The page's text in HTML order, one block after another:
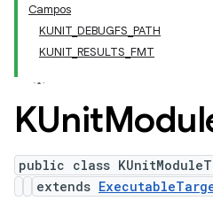
Campos
KUNIT_DEBUGFS_PATH
KUNIT_RESULTS_FMT
KUnit
public class
extends